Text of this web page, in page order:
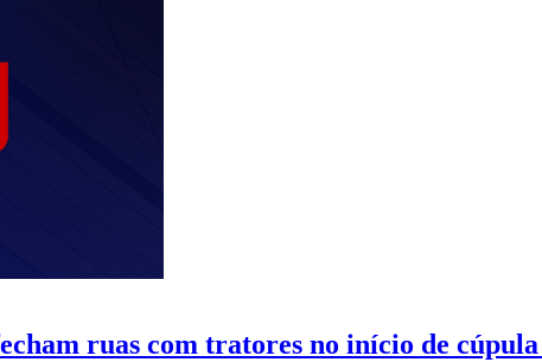
ruas com tratores no início de